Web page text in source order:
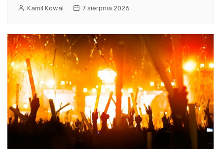
Kamil Kowal 7 sierpnia 2026